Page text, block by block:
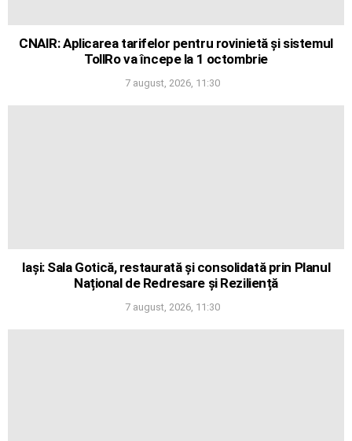
CNAIR: Aplicarea tarifelor pentru rovinietă și sistemul
TollRo va începe la 1 octombrie
7 august, 2026, 11:30
Iași: Sala Gotică, restaurată și consolidată prin Planul
Național de Redresare și Reziliență
7 august, 2026, 11:30